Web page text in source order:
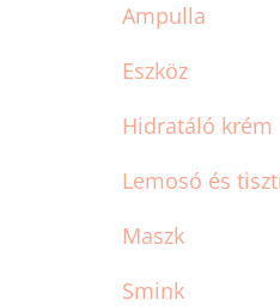
Ampulla
Eszköz
Hidratáló krém
Lemosó és
Maszk
Smink